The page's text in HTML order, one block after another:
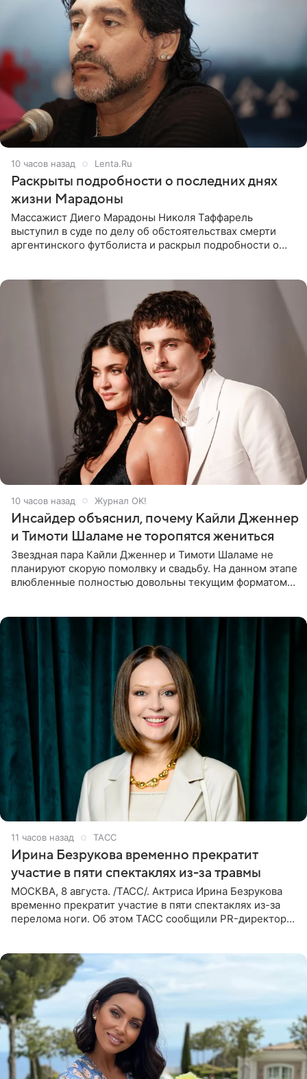
10 часов назад Lenta.Ru
Раскрыты подробности о последних днях
жизни Марадоны
Массажист Диего Марадоны Николя Таффарель
выступил в суде по делу об обстоятельствах смерти
аргентинского футболиста и раскрыл подробности о
10 часов назад Журнал OK!
Инсайдер объяснил, почему Кайли Дженнер
и Тимоти Шаламе не торопятся жениться
Звездная пара Кайли Дженнер и Тимоти Шаламе не
планируют скорую помолвку и свадьбу. На данном этапе
влюбленные полностью довольны текущим форматом
11 часов назад ТАСС
Ирина Безрукова временно прекратит
участие в пяти спектаклях из-за травмы
МОСКВА, 8 августа. /ТАСС/. Актриса Ирина Безрукова
временно прекратит участие в пяти спектаклях из-за
перелома ноги. Об этом ТАСС сообщили PR-директор